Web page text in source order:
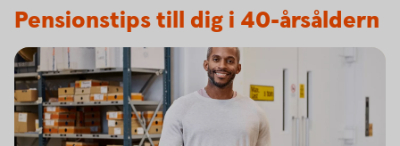
Pensionstips till dig i 40-årsåldern